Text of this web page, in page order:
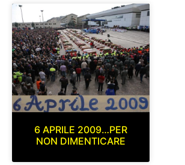
6 APRILE 2009…PER
NON DIMENTICARE